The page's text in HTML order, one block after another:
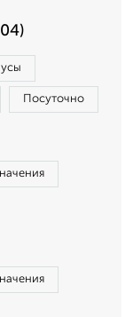
Посуточно